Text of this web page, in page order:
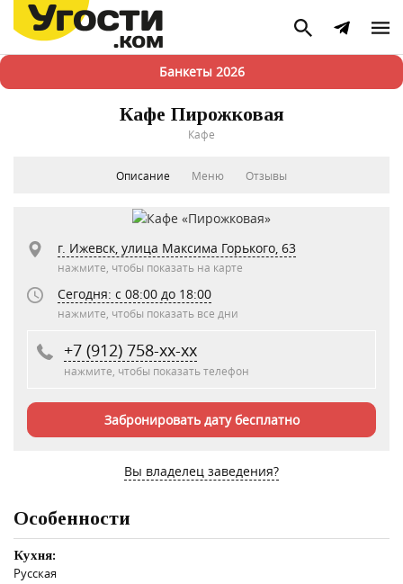
Банкеты 2026
Кафе Пирожковая
Кафе
Описание Меню Отзывы
г. Ижевск, улица Максима Горького, 63
нажмите, чтобы показать на карте
Сегодня: c 08:00 до 18:00
нажмите, чтобы показать все дни
+7 (912) 758-xx-xx
нажмите, чтобы показать телефон
Забронировать дату бесплатно
Вы владелец заведения?
Особенности
Кухня:
Русская